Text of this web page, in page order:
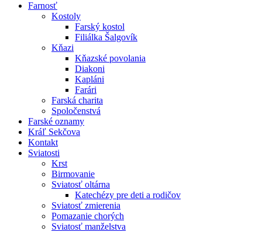
Farnosť
Kostoly
Farský kostol
Filiálka Šalgovík
Kňazi
Kňazské povolania
Diakoni
Kapláni
Farári
Farská charita
Spoločenstvá
Farské oznamy
Kráľ Sekčova
Kontakt
Sviatosti
Krst
Birmovanie
Sviatosť oltárna
Katechézy pre deti a rodičov
Sviatosť zmierenia
Pomazanie chorých
Sviatosť manželstva